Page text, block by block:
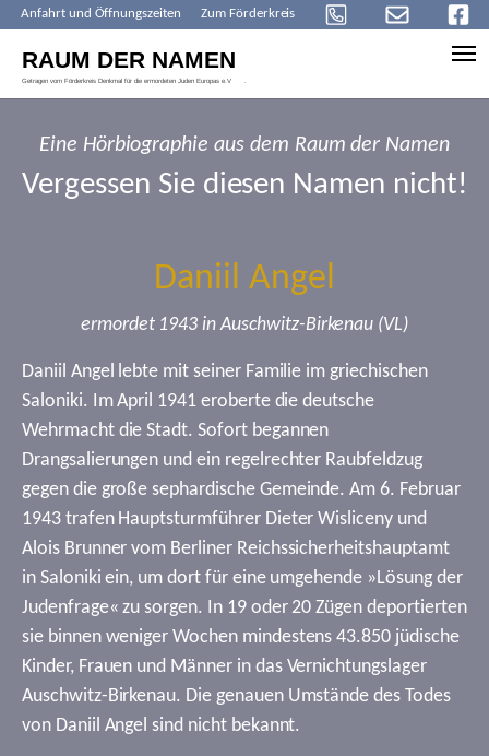
Anfahrt und Öffnungszeiten Zum Förderkreis
Eine Hörbiographie aus dem Raum der Namen
Vergessen Sie diesen Namen nicht!
Daniil Angel
ermordet 1943 in Auschwitz-Birkenau (VL)
Daniil Angel lebte mit seiner Familie im griechischen
Saloniki. Im April 1941 eroberte die deutsche
Wehrmacht die Stadt. Sofort begannen
Drangsalierungen und ein regelrechter Raubfeldzug
gegen die große sephardische Gemeinde. Am 6. Februar
1943 trafen Hauptsturmführer Dieter Wisliceny und
Alois Brunner vom Berliner Reichssicherheitshauptamt
in Saloniki ein, um dort für eine umgehende »Lösung der
Judenfrage« zu sorgen. In 19 oder 20 Zügen deportierten
sie binnen weniger Wochen mindestens 43.850 jüdische
Kinder, Frauen und Männer in das Vernichtungslager
Auschwitz-Birkenau. Die genauen Umstände des Todes
von Daniil Angel sind nicht bekannt.